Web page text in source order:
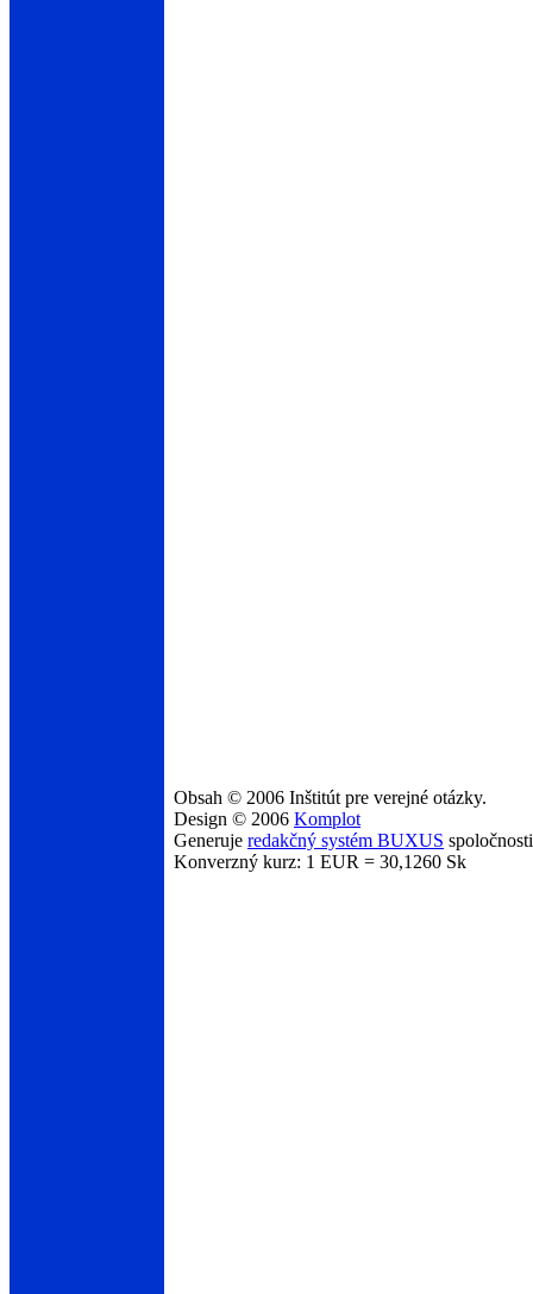
Obsah © 2006 Inštitút pre verejné otázky.
Design © 2006 Komplot
Generuje redakčný systém BUXUS
Konverzný kurz: 1 EUR = 30,1260 Sk